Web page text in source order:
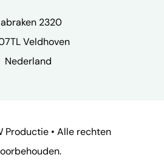
2320
Veldhoven
Nederland
Productie • Alle rechten